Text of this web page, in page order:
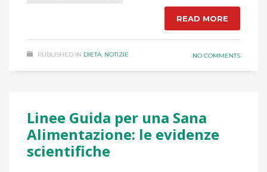
READ MORE
PUBLISHED IN DIETA, NOTIZIE NO COMMENTS
Linee Guida per una Sana
Alimentazione: le evidenze
scientifiche